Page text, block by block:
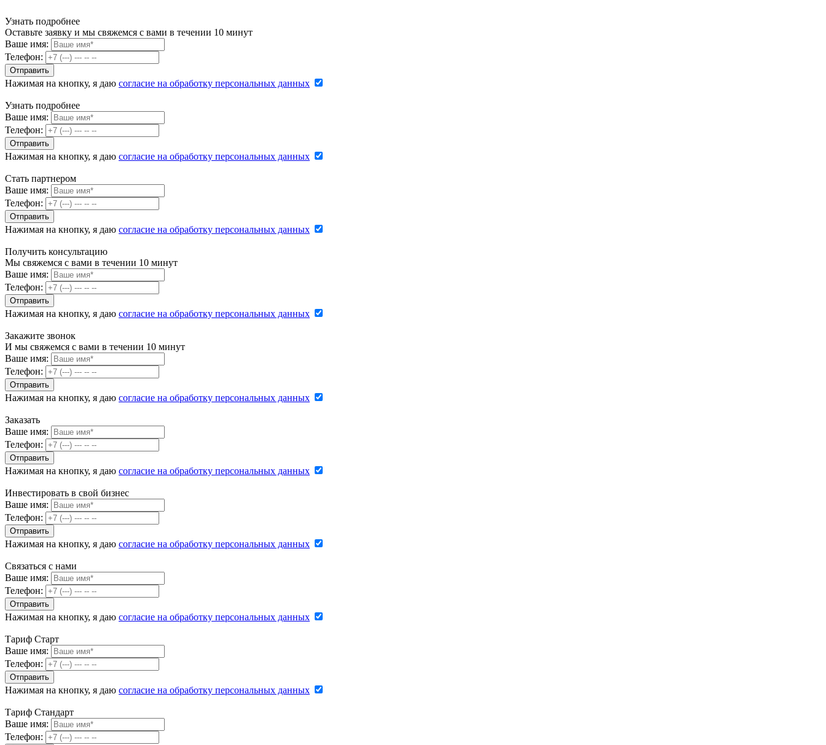
Узнать подробнее
Оставьте заявку и мы свяжемся с вами в течении 10 минут
Ваше имя:
Телефон:
Нажимая на кнопку, я даю согласие на обработку персональных данных
Узнать подробнее
Ваше имя:
Телефон:
Нажимая на кнопку, я даю согласие на обработку персональных данных
Стать партнером
Ваше имя:
Телефон:
Нажимая на кнопку, я даю согласие на обработку персональных данных
Получить консультацию
Мы свяжемся с вами в течении 10 минут
Ваше имя:
Телефон:
Нажимая на кнопку, я даю согласие на обработку персональных данных
Закажите звонок
И мы свяжемся с вами в течении 10 минут
Ваше имя:
Телефон:
Нажимая на кнопку, я даю согласие на обработку персональных данных
Заказать
Ваше имя:
Телефон:
Нажимая на кнопку, я даю согласие на обработку персональных данных
Инвестировать в свой бизнес
Ваше имя:
Телефон:
Нажимая на кнопку, я даю согласие на обработку персональных данных
Связаться с нами
Ваше имя:
Телефон:
Нажимая на кнопку, я даю согласие на обработку персональных данных
Тариф Старт
Ваше имя:
Телефон:
Нажимая на кнопку, я даю согласие на обработку персональных данных
Тариф Стандарт
Ваше имя:
Телефон: